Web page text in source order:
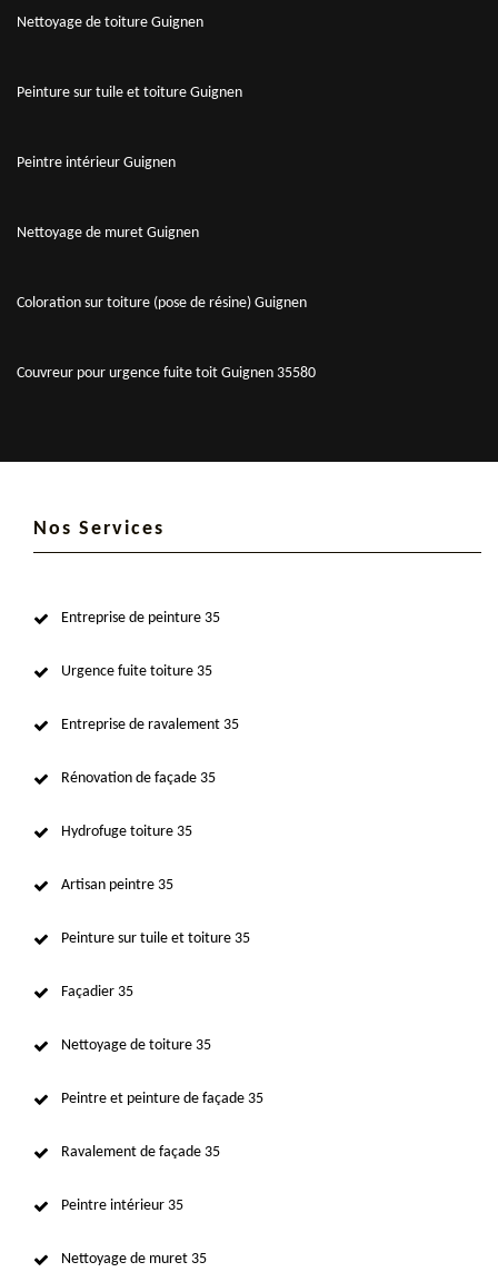
Nettoyage de toiture Guignen
Peinture sur tuile et toiture Guignen
Peintre intérieur Guignen
Nettoyage de muret Guignen
Coloration sur toiture (pose de résine) Guignen
Couvreur pour urgence fuite toit Guignen 35580
Nos Services
Entreprise de peinture 35
Urgence fuite toiture 35
Entreprise de ravalement 35
Rénovation de façade 35
Hydrofuge toiture 35
Artisan peintre 35
Peinture sur tuile et toiture 35
Façadier 35
Nettoyage de toiture 35
Peintre et peinture de façade 35
Ravalement de façade 35
Peintre intérieur 35
Nettoyage de muret 35